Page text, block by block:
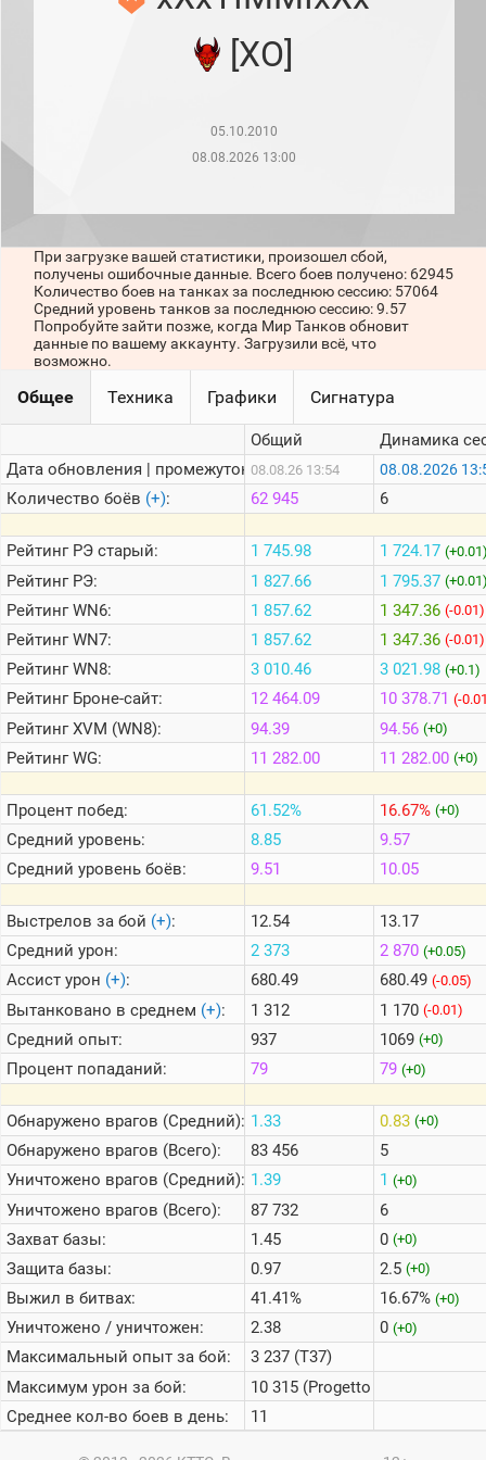
игроков
Кланы
Статистика
стримеров
Информация
Онлайн
Цветовая
шкала
Теlegram
ВК
Портал
Мира
Танков
[XO]
05.10.2010
08.08.2026 13:00
При загрузке вашей статистики, произошел сбой,
получены ошибочные данные. Всего боев получено: 62945
Количество боев на танках за последнюю сессию: 57064
Средний уровень танков за последнюю сессию: 9.57
Попробуйте зайти позже, когда Мир Танков обновит
данные по вашему аккаунту. Загрузили всё, что
возможно.
Общее Техника Графики Сигнатура
Дата обновления | промежуток:
Количество боёв (+):
РейтингРЭ старый:
РейтингРЭ:
РейтингWN6:
РейтингWN7:
РейтингWN8:
РейтингБроне-сайт:
РейтингXVM (WN8):
РейтингWG:
Процент побед:
Средний уровень:
Средний уровень боёв:
Выстрелов за бой (+):
Средний урон:
Ассист урон (+):
Вытанковано в среднем (+):
Средний опыт:
Процент попаданий:
Обнаружено врагов (Средний):
Обнаружено врагов (Всего):
Уничтожено врагов (Средний):
Уничтожено врагов (Всего):
Захват базы:
Защита базы:
Выжил в битвах:
Уничтожено / уничтожен:
Максимальный опыт за бой:
Максимум урон за бой:
Среднее кол-во боев в день:
Общий
08.08.26 13:54
62 945
1 745.98
1 827.66
1 857.62
1 857.62
3 010.46
12 464.09
94.39
11 282.00
61.52%
8.85
9.51
12.54
2 373
680.49
1 312
937
79
1.33
83 456
1.39
87 732
1.45
0.97
41.41%
2.38
3 237 (T37)
10 315 (Progetto M40 mod. 65)
11
Динамика
08.08.2026
6
1 724.17
1 795.37
1 347.36 (-0.01)
1 347.36 (-0.01)
3 021.98 (+0.1)
10 378.71 (-
94.56 (+0)
11 282.00 (+0)
16.67% (+0)
9.57
10.05
13.17
2 870 (+0.05)
680.49 (-0.05)
1 170 (-0.01)
1069 (+0)
79 (+0)
0.83 (+0)
5
1 (+0)
6
0 (+0)
2.5 (+0)
16.67% (+0)
0 (+0)